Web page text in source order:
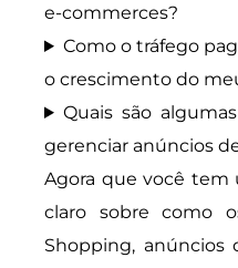
e-commerces?
Como o tráfego
o crescimento do
Quais são
gerenciar anúncios
Agora que você
claro sobre como
Shopping, anúncios